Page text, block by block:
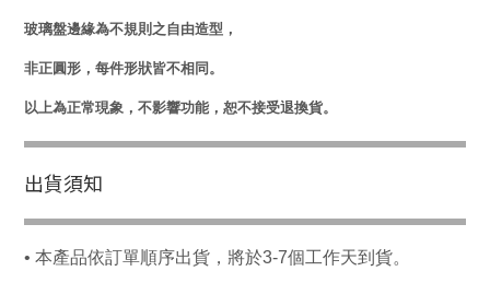
玻璃盤邊緣為不規則之自由造型，
非正圓形，每件形狀皆不相同。
以上為正常現象，不影響功能，恕不接受退換貨。
出貨須知
• 本產品依訂單順序出貨，將於3-7個工作天到貨。